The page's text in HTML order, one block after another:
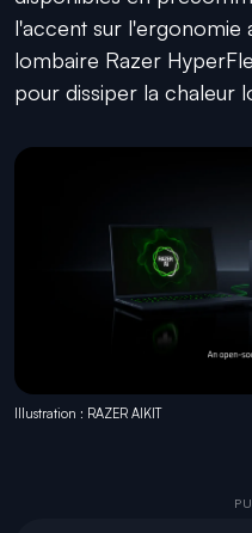
l'accent sur l'ergonomie
lombaire Razer
pour dissiper la chaleur
Illustration : RAZER AIKIT